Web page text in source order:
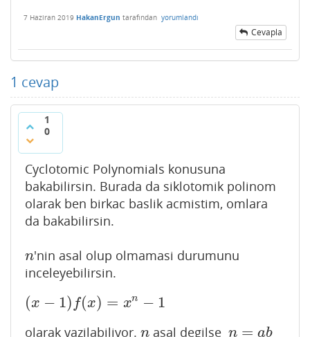
7 Haziran 2019 HakanErgun tarafından yorumlandı
Cevapla
1 cevap
1
0
Cyclotomic Polynomials konusuna
bakabilirsin. Burada da siklotomik polinom
olarak ben birkac baslik acmistim, omlara
da bakabilirsin.
n
n'nin asal olup olmamasi durumunu
inceleyebilirsin.
(x − 1) f(x) = xn − 1
x− 1)f(x)= xn −1
olarak yazilabiliyor. n
nasal degilse n = ab
n=ab